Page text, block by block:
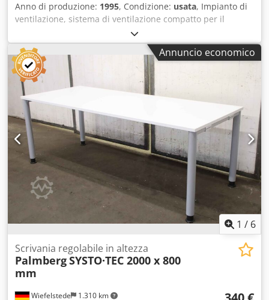
Anno di produzione: 1995, Condizione: usata, Impianto di
ventilazione, sistema di ventilazione compatto per il
massimo comfort - Potenza del motore: 2,2 kW - Portata
d'aria: 6500 m³/h - Tensione: 230/400 V - Quantità: 2 unità
disponibili - Prezzo: per unità - Dimensioni:
2750/880/H2030 mm Cedpfx Agedwb D Rofsrf - Peso: 354
kg
Annuncio economico
1 / 6
Wiefelstede 1.310 km
Scrivania regolabile in altezza
PalmbergSYSTO·TEC 2000 x 800
mm